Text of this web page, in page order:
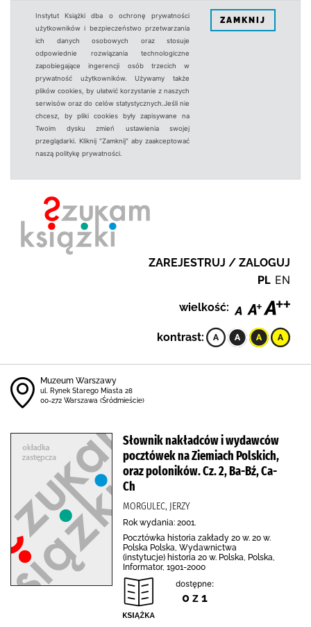
Instytut Książki dba o ochronę prywatności
użytkowników i bezpieczeństwo przetwarzania
ich danych osobowych oraz stosuje
odpowiednie rozwiązania technologiczne
zapobiegające ingerencji osób trzecich w
prywatność użytkowników. Używamy także
plików cookies, by ułatwić korzystanie z naszych
serwisów oraz do celów statystycznych.Jeśli nie
chcesz, by pliki cookies były zapisywane na
Twoim dysku zmień ustawienia swojej
przeglądarki. Kliknij "Zamknij" aby zaakceptować
naszą politykę prywatności.
ZAMKNIJ
ZAREJESTRUJ / ZALOGUJ
PL EN
wielkość:
kontrast:
Muzeum Warszawy
ul. Rynek Starego Miasta 28
00-272 Warszawa (Śródmieście)
Słownik nakładców i wydawców
pocztówek na Ziemiach Polskich,
oraz poloników. Cz. 2, Ba-Bź, Ca-
Ch
MORGULEC, JERZY
Rok wydania: 2001.
Pocztówka historia zakłady 20 w. 20 w.
Polska Polska, Wydawnictwa
(instytucje) historia 20 w. Polska, Polska,
Informator, 1901-2000
dostępne:
0 z 1